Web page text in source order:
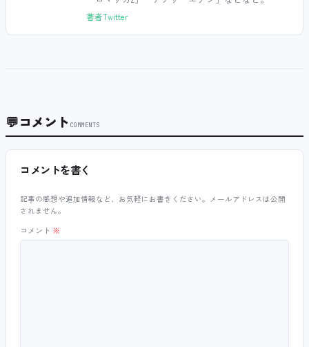
著者Twitter
💬コメント COMMENTS
コメントを書く
記事の感想や追加情報など、お気軽にお書きください。メールアドレスは公開
されません。
コメント ※